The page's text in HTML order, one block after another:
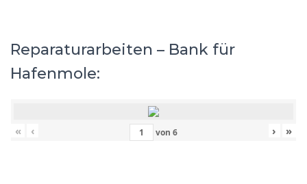
Reparaturarbeiten – Bank für
Hafenmole:
« ‹ von 6 › »